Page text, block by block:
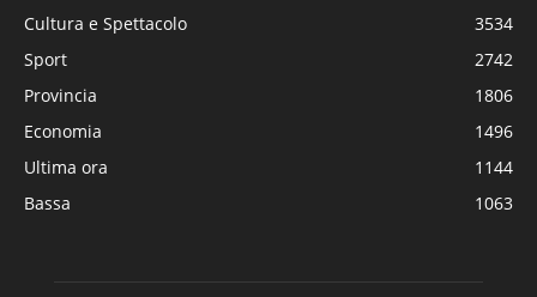
Cultura e Spettacolo
3534
Sport
2742
Provincia
1806
Economia
1496
Ultima ora
1144
Bassa
1063